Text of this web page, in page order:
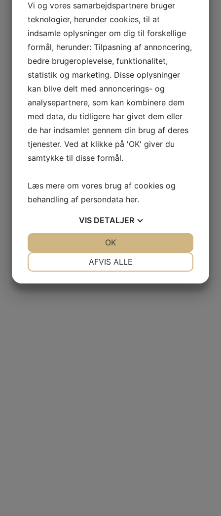
TORK MINI JUMBO TOILETPAPIR ADVANCED, T2 –
120280
LÆS MERE
TORK SOFT MID-SIZE TOILETPAPIR PREMIUM –
127520
LÆS MERE
110284
LÆS MERE
Vi og vores samarbejdspartnere bruger
teknologier, herunder cookies, til at
indsamle oplysninger om dig til forskellige
formål, herunder: Tilpasning af annoncering,
bedre brugeroplevelse, funktionalitet,
statistik og marketing. Disse oplysninger
kan blive delt med annoncerings- og
analysepartnere, som kan kombinere dem
med data, du tidligere har givet dem eller
de har indsamlet gennem din brug af deres
tjenester. Ved at klikke på 'OK' giver du
samtykke til disse formål.
Læs mere om vores brug af cookies og
behandling af persondata her.
VIS DETALJER
AFVIS ALLE
OK